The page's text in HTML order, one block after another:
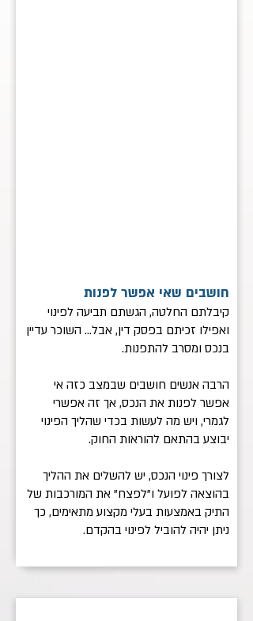
חושבים שאי אפשר לפנות
קיבלתם החלטה, הגשתם תביעה לפינוי
ואפילו זכיתם בפסק דין, אבל... השוכר עדיין
בנכס ומסרב להתפנות.
הרבה אנשים חושבים שבמצב כזה אי
אפשר לפנות את הנכס, אך זה אפשרי
לגמרי, ויש מה לעשות בכדי שהליך הפינוי
יבוצע בהתאם להוראות החוק.
לצורך פינוי הנכס, יש להשלים את ההליך
בהוצאה לפועל ו"לפצח" את המורכבות של
התיק באמצעות בעלי מקצוע מתאימים, כך
ניתן יהיה להוביל לפינוי בהקדם.